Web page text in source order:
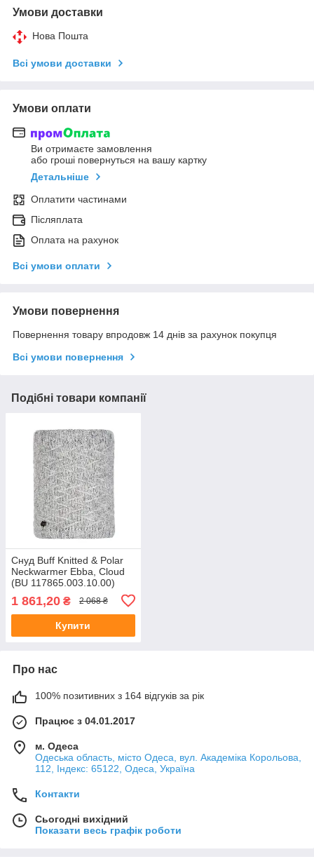
Умови доставки
Нова Пошта
Всі умови доставки
Умови оплати
Ви отримаєте замовлення
або гроші повернуться на вашу картку
Детальніше
Оплатити частинами
Післяплата
Оплата на рахунок
Всі умови оплати
Умови повернення
Повернення товару впродовж 14 днів за рахунок покупця
Всі умови повернення
Подібні товари компанії
Снуд Buff Knitted & Polar
Neckwarmer Ebba, Cloud
(BU 117865.003.10.00)
1 861,20 ₴ 2 068 ₴
Купити
Про нас
100% позитивних з 164 відгуків за рік
Працює з 04.01.2017
м. Одеса
Одеська область, місто Одеса, вул. Академіка Корольова,
112, Індекс: 65122, Одеса, Україна
Контакти
Сьогодні вихідний
Показати весь графік роботи